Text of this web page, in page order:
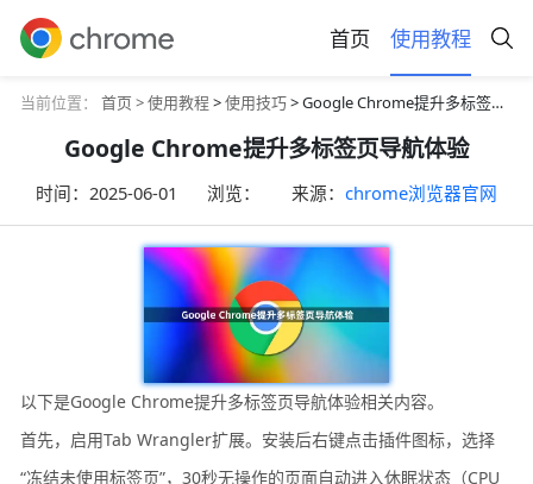
首页 使用教程
当前位置： 首页 >使用教程>使用技巧> Google Chrome提升多标签页导航体验
Google Chrome提升多标签页导航体验
时间：2025-06-01 浏览： 来源： chrome浏览器官网
以下是Google Chrome提升多标签页导航体验相关内容。
首先，启用Tab Wrangler扩展。安装后右键点击插件图标，选择
“冻结未使用标签页”，30秒无操作的页面自动进入休眠状态（CPU